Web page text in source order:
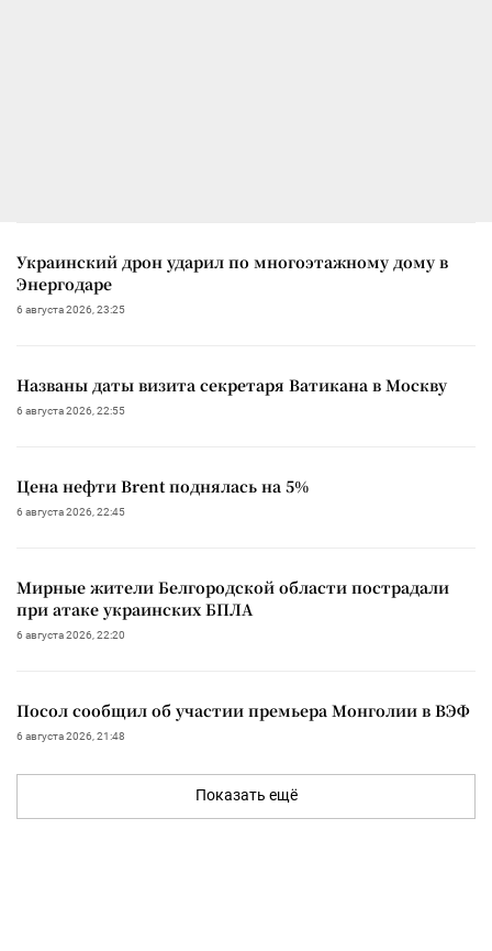
Украинский дрон ударил по многоэтажному дому в
Энергодаре
6 августа 2026, 23:25
Названы даты визита секретаря Ватикана в Москву
6 августа 2026, 22:55
Цена нефти Brent поднялась на 5%
6 августа 2026, 22:45
Мирные жители Белгородской области пострадали
при атаке украинских БПЛА
6 августа 2026, 22:20
Посол сообщил об участии премьера Монголии в ВЭФ
6 августа 2026, 21:48
Показать ещё